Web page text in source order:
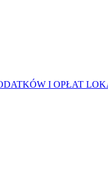
I OPŁAT